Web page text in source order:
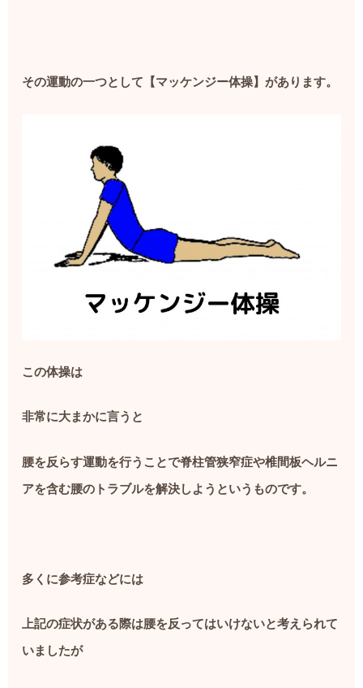
その運動の一つとして【マッケンジー体操】があります。
この体操は
非常に大まかに言うと
腰を反らす運動を行うことで脊柱管狭窄症や椎間板ヘルニ
アを含む腰のトラブルを解決しようというものです。
多くに参考症などには
上記の症状がある際は腰を反ってはいけないと考えられて
いましたが